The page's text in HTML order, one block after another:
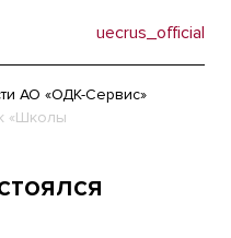
uecrus_official
АО «ОДК-Сервис»
«Школы